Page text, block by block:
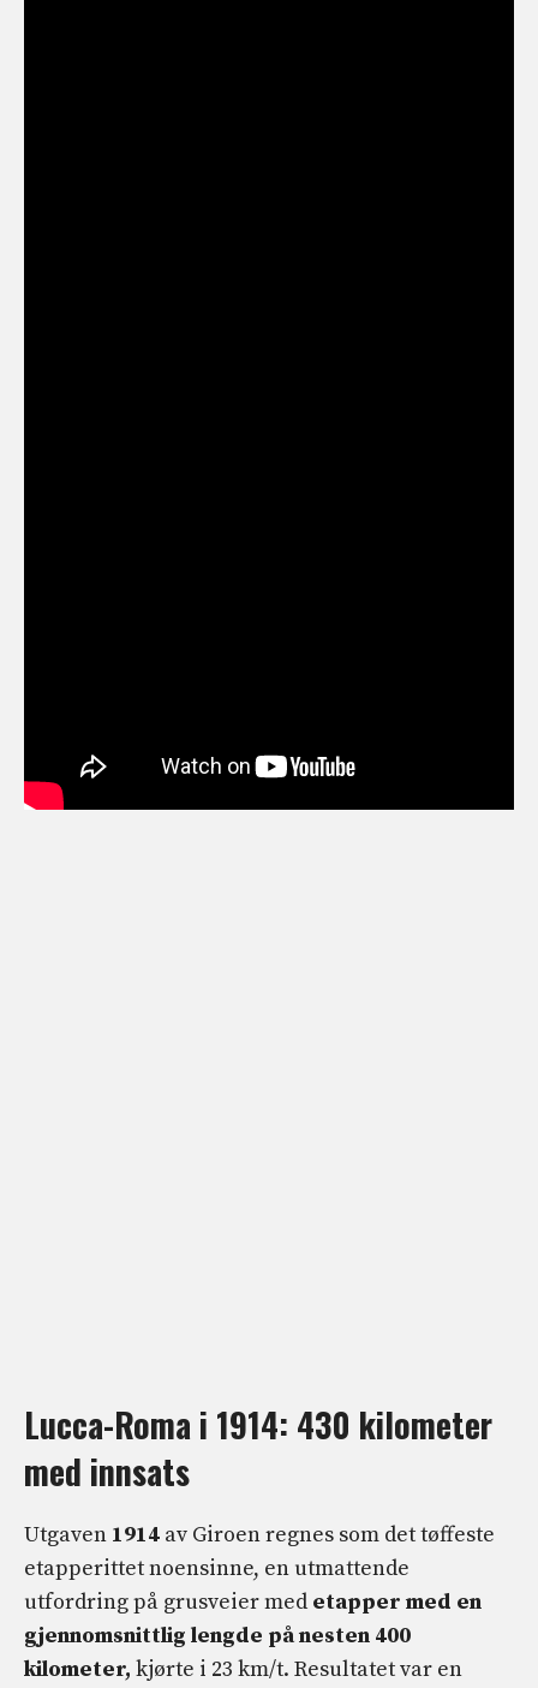
Lucca-Roma i 1914: 430 kilometer
med innsats
Utgaven 1914 av Giroen regnes som det tøffeste
etapperittet noensinne, en utmattende
utfordring på grusveier med etapper med en
gjennomsnittlig lengde på nesten 400
kilometer, kjørte i 23 km/t. Resultatet var en